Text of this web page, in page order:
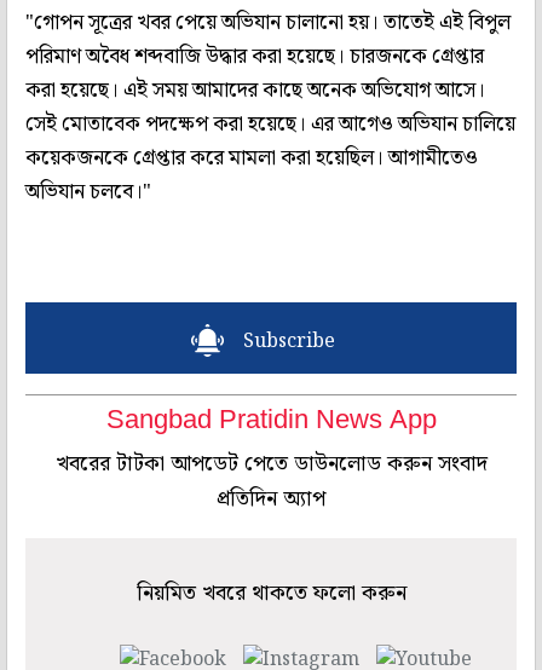
"গোপন সূত্রের খবর পেয়ে অভিযান চালানো হয়। তাতেই এই বিপুল
পরিমাণ অবৈধ শব্দবাজি উদ্ধার করা হয়েছে। চারজনকে গ্রেপ্তার
করা হয়েছে। এই সময় আমাদের কাছে অনেক অভিযোগ আসে।
সেই মোতাবেক পদক্ষেপ করা হয়েছে। এর আগেও অভিযান চালিয়ে
কয়েকজনকে গ্রেপ্তার করে মামলা করা হয়েছিল। আগামীতেও
অভিযান চলবে।"
Subscribe
Sangbad Pratidin News App
খবরের টাটকা আপডেট পেতে ডাউনলোড করুন সংবাদ
প্রতিদিন অ্যাপ
নিয়মিত খবরে থাকতে ফলো করুন